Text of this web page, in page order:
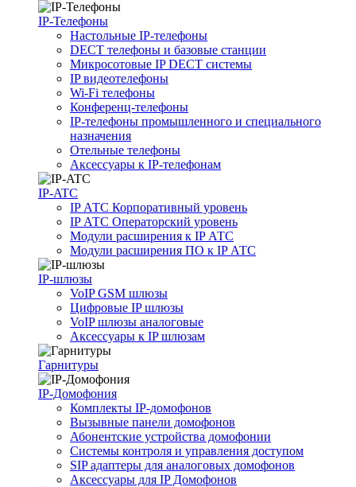
IP-Телефоны
Настольные IP-телефоны
DECT телефоны и базовые станции
Микросотовые IP DECT системы
IP видеотелефоны
Wi-Fi телефоны
Конференц-телефоны
IP-телефоны промышленного и специального
назначения
Отельные телефоны
Аксессуары к IP-телефонам
IP-ATC
IP АТС Корпоративный уровень
IP АТС Операторский уровень
Модули расширения к IP АТС
Модули расширения ПО к IP АТС
IP-шлюзы
VoIP GSM шлюзы
Цифровые IP шлюзы
VoIP шлюзы аналоговые
Аксессуары к IP шлюзам
Гарнитуры
IP-Домофония
Комплекты IP-домофонов
Вызывные панели домофонов
Абонентские устройства домофонии
Системы контроля и управления доступом
SIP адаптеры для аналоговых домофонов
Аксессуары для IP Домофонов